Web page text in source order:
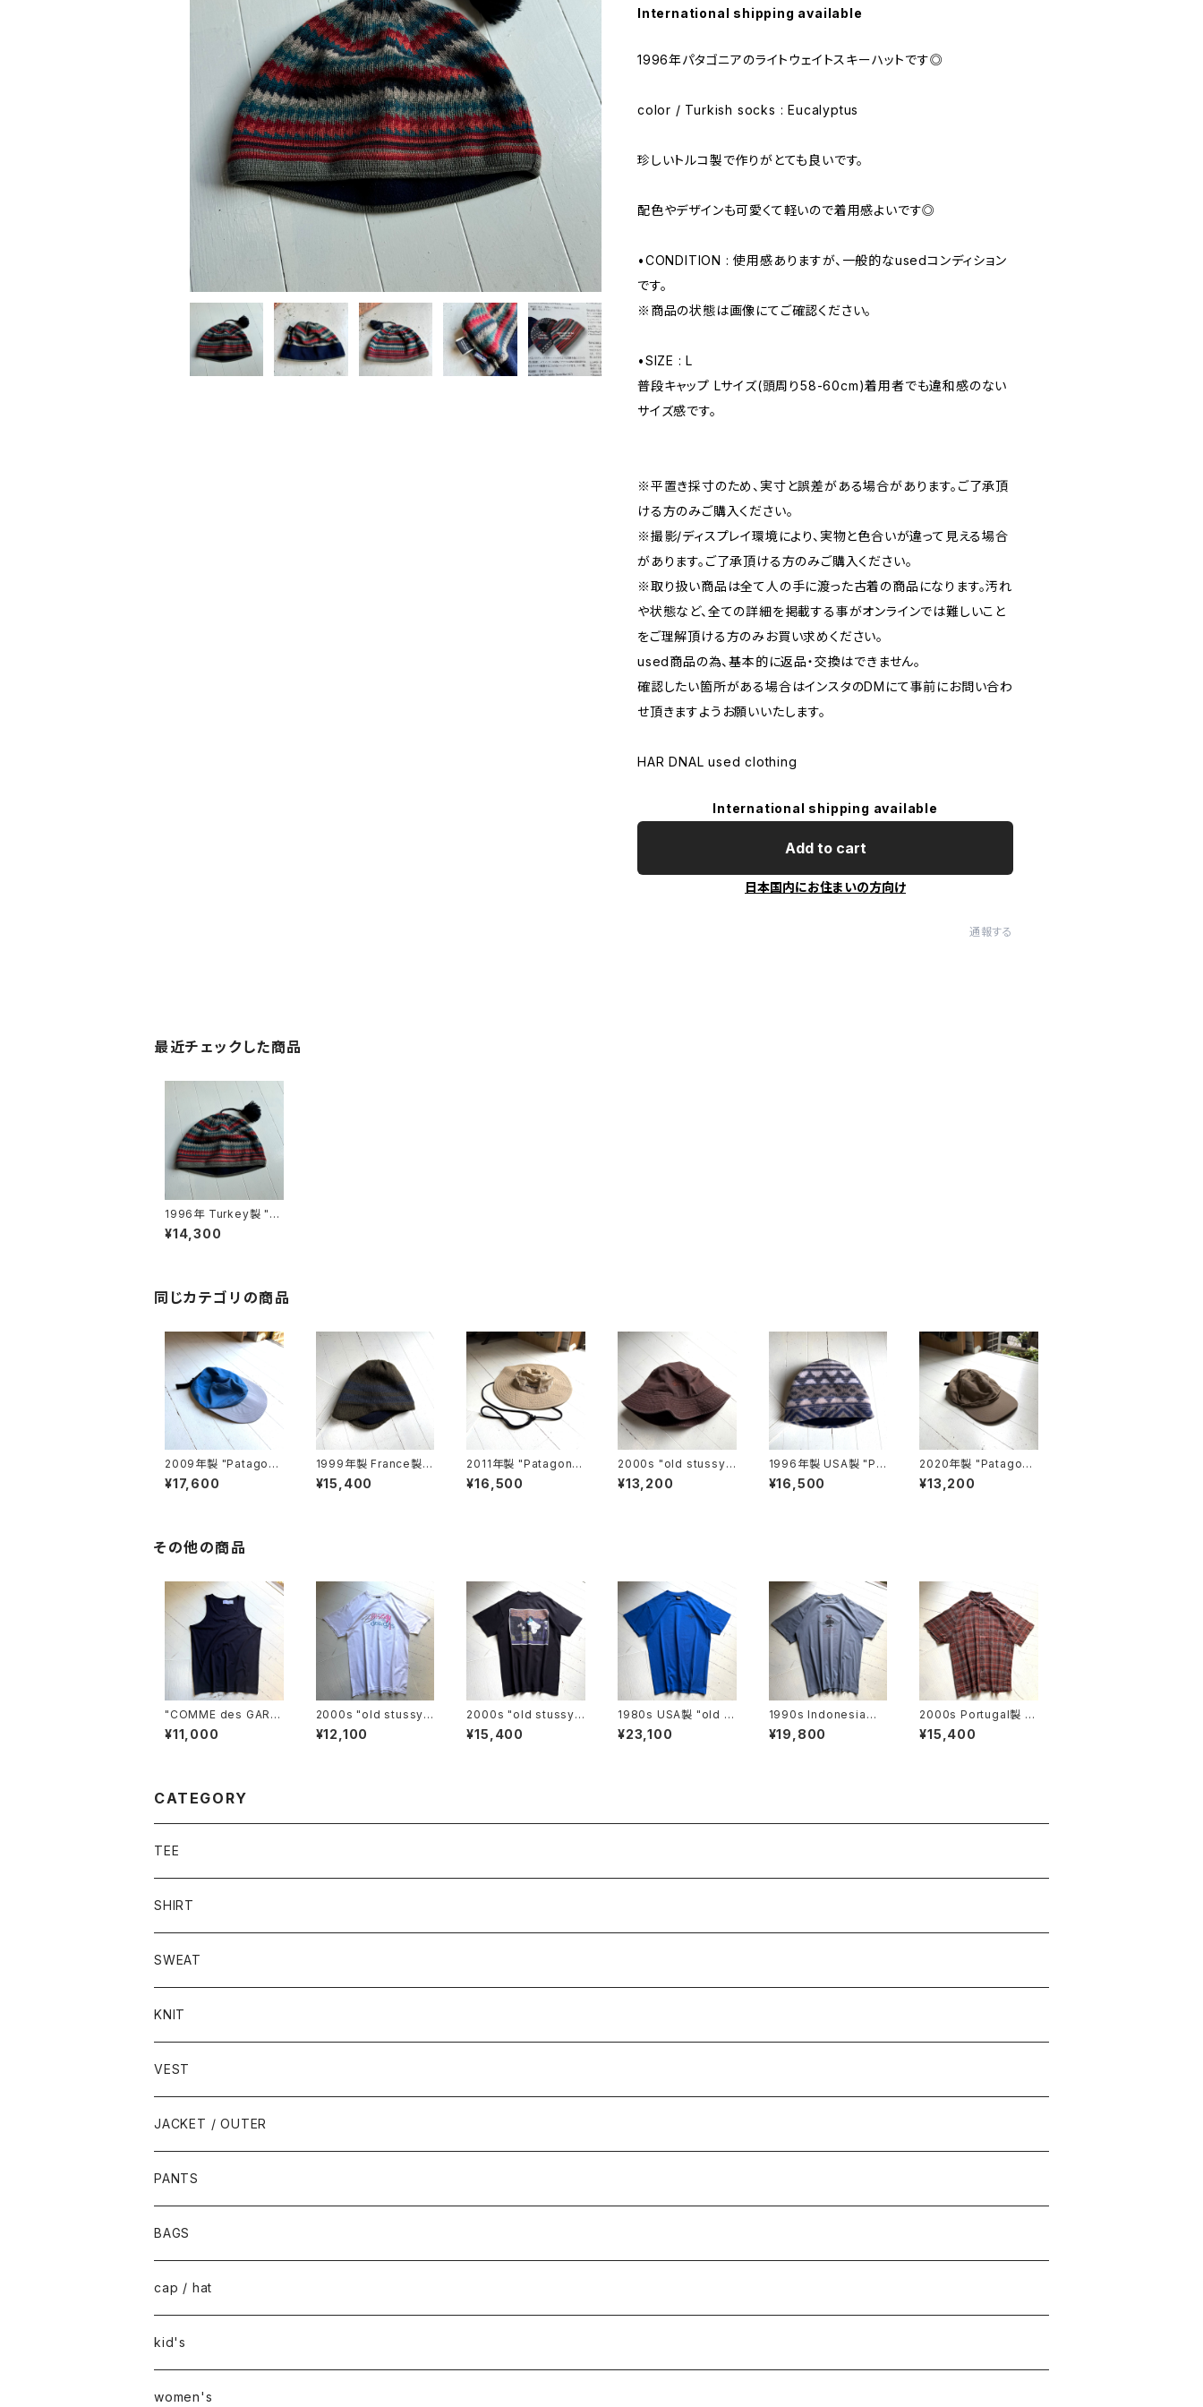
International shipping available
1996年パタゴニアのライトウェイトスキーハットです◎
color / Turkish socks : Eucalyptus
珍しいトルコ製で作りがとても良いです。
配色やデザインも可愛くて軽いので着用感よいです◎
•CONDITION : 使用感ありますが、一般的なusedコンディション
です。
※商品の状態は画像にてご確認ください。
•SIZE : L
普段キャップ Lサイズ(頭周り58-60cm)着用者でも違和感のない
サイズ感です。
※平置き採寸のため、実寸と誤差がある場合があります。ご了承頂
ける方のみご購入ください。
※撮影/ディスプレイ環境により、実物と色合いが違って見える場合
があります。ご了承頂ける方のみご購入ください。
※取り扱い商品は全て人の手に渡った古着の商品になります。汚れ
や状態など、全ての詳細を掲載する事がオンラインでは難しいこと
をご理解頂ける方のみお買い求めください。
used商品の為、基本的に返品・交換はできません。
確認したい箇所がある場合はインスタのDMにて事前にお問い合わ
せ頂きますようお願いいたします。
HAR DNAL used clothing
International shipping available
Add to cart
日本国内にお住まいの方向け
通報する
最近チェックした商品
1996年 Turkey製 "P
atagonia" lightweig
ht ski hat
¥14,300
同じカテゴリの商品
2009年製 "Patagoni
a" cap
¥17,600
1999年製 France製
"Patagonia" Polar c
ap
¥15,400
2011年製 "Patagoni
a" Sun booney
¥16,500
2000s "old stussy"
bucket hat
¥13,200
1996年製 USA製 "Pa
tagonia" synchilla a
lpine hat
¥16,500
2020年製 "Patagoni
a" cap
¥13,200
その他の商品
"COMME des GARÇ
ONS SHIRT" Portug
al製 tank top
¥11,000
2000s "old stussy"
S/S T-shirt
¥12,100
2000s "old stussy"
S/S T-shirt
¥15,400
1980s USA製 "old st
ussy" S/S T-shirt
¥23,100
1990s Indonesia製
"old stussy" S/S T-
shirt
¥19,800
2000s Portugal製 "P
atagonia" A/C Yarn-
Dye shirt
¥15,400
CATEGORY
TEE
SHIRT
SWEAT
KNIT
VEST
JACKET / OUTER
PANTS
BAGS
cap / hat
kid's
women's